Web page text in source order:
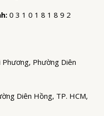
0 3 1 0 1 8 1 8 9 2
Phường Diên
Diên Hồng, TP. HCM,